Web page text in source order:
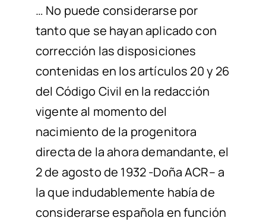
… No puede considerarse por
tanto que se hayan aplicado con
corrección las disposiciones
contenidas en los artículos 20 y 26
del Código Civil en la redacción
vigente al momento del
nacimiento de la progenitora
directa de laahora demandante, el
2 de agosto de 1932 -DoñaACR–a
la que indudablemente había de
considerarse española en función